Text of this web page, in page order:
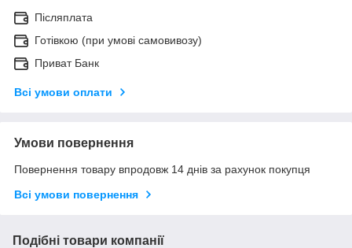
Післяплата
Готівкою (при умові самовивозу)
Приват Банк
Всі умови оплати
Умови повернення
Повернення товару впродовж 14 днів за рахунок покупця
Всі умови повернення
Подібні товари компанії